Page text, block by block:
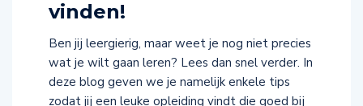
vinden!
Ben jij leergierig, maar weet je nog niet precies
wat je wilt gaan leren? Lees dan snel verder. In
deze blog geven we je namelijk enkele tips
zodat jij een leuke opleiding vindt die goed bij